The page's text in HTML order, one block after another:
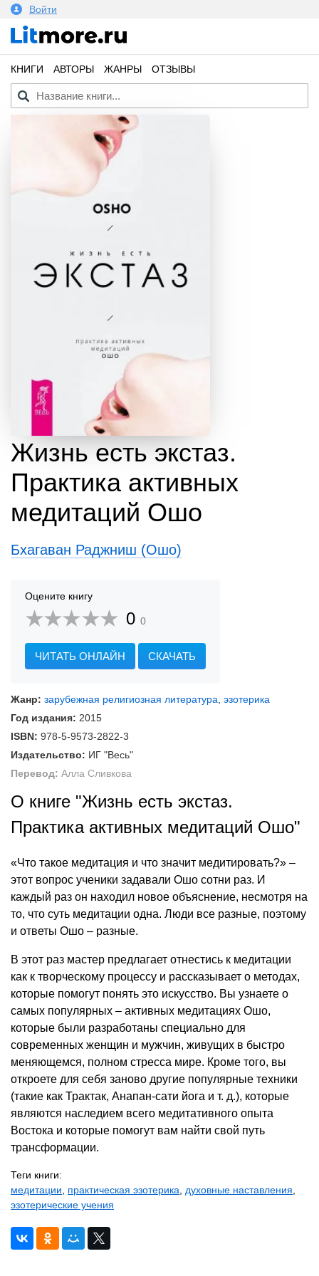
Войти
КНИГИ АВТОРЫ ЖАНРЫ ОТЗЫВЫ
Жизнь есть экстаз.
Практика активных
медитаций Ошо
Бхагаван Раджниш (Ошо)
Оцените книгу
0 0
ЧИТАТЬ ОНЛАЙН СКАЧАТЬ
Жанр: зарубежная религиозная литература, эзотерика
Год издания: 2015
ISBN: 978-5-9573-2822-3
Издательство: ИГ "Весь"
Перевод: Алла Сливкова
О книге "Жизнь есть экстаз.
Практика активных медитаций Ошо"
«Что такое медитация и что значит медитировать?» –
этот вопрос ученики задавали Ошо сотни раз. И
каждый раз он находил новое объяснение, несмотря на
то, что суть медитации одна. Люди все разные, поэтому
и ответы Ошо – разные.
В этот раз мастер предлагает отнестись к медитации
как к творческому процессу и рассказывает о методах,
которые помогут понять это искусство. Вы узнаете о
самых популярных – активных медитациях Ошо,
которые были разработаны специально для
современных женщин и мужчин, живущих в быстро
меняющемся, полном стресса мире. Кроме того, вы
откроете для себя заново другие популярные техники
(такие как Трактак, Анапан-сати йога и т. д.), которые
являются наследием всего медитативного опыта
Востока и которые помогут вам найти свой путь
трансформации.
Теги книги:
медитации, практическая эзотерика, духовные наставления,
эзотерические учения